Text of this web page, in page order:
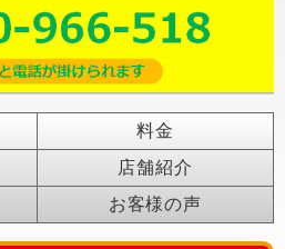
料金
店舗紹介
お客様の声